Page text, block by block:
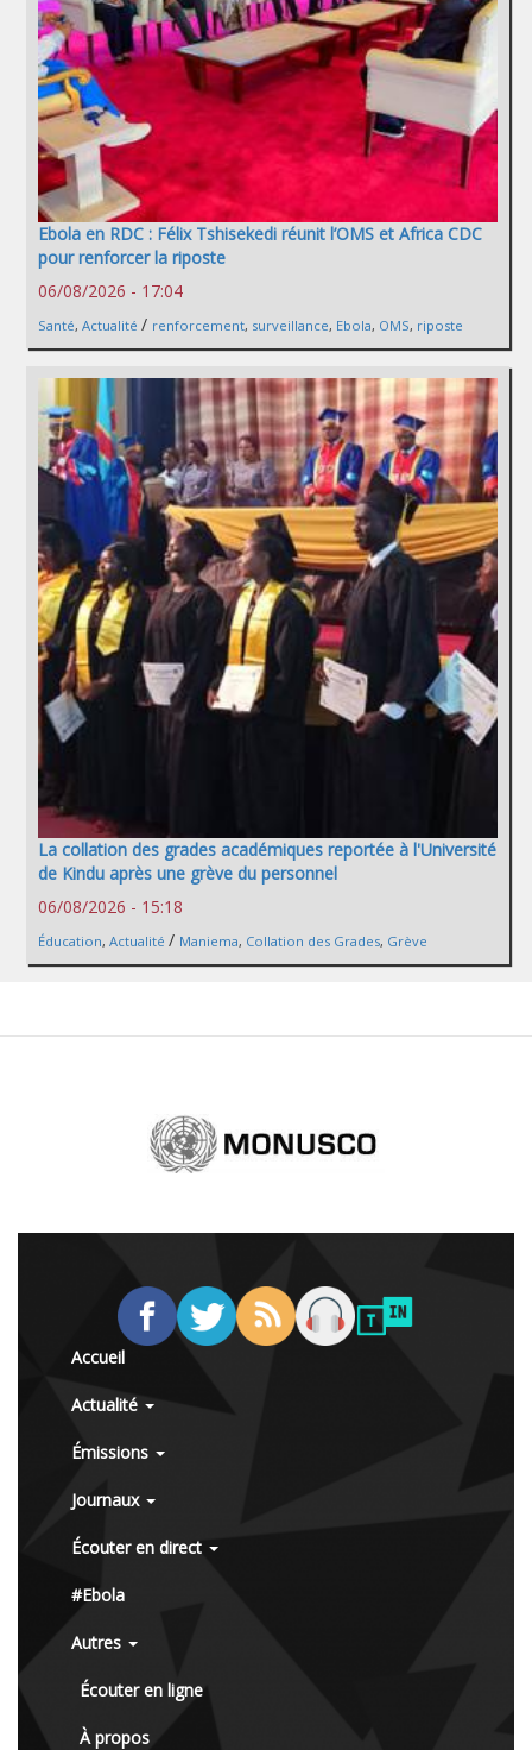
Ebola en RDC : Félix Tshisekedi réunit l’OMS et Africa CDC
pour renforcer la riposte
06/08/2026 - 17:04
Santé, Actualité / renforcement, surveillance, Ebola, OMS, riposte
La collation des grades académiques reportée à l'Université
de Kindu après une grève du personnel
06/08/2026 - 15:18
Éducation, Actualité / Maniema, Collation des Grades, Grève
Accueil
Actualité
Émissions
Journaux
Écouter en direct
#Ebola
Autres
Écouter en ligne
À propos